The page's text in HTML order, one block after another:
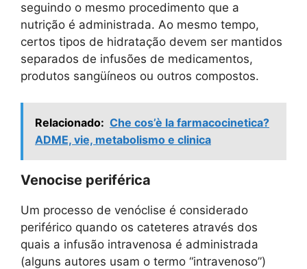
seguindo o mesmo procedimento que a
nutrição é administrada. Ao mesmo tempo,
certos tipos de hidratação devem ser mantidos
separados de infusões de medicamentos,
produtos sangüíneos ou outros compostos.
Relacionado: Che cos’è la farmacocinetica?
ADME, vie, metabolismo e clinica
Venocise periférica
Um processo de venóclise é considerado
periférico quando os cateteres através dos
quais a infusão intravenosa é administrada
(alguns autores usam o termo “intravenoso”)